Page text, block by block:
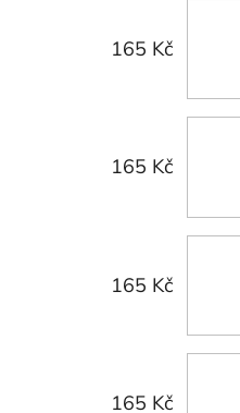
165 Kč
165 Kč
165 Kč
165 Kč